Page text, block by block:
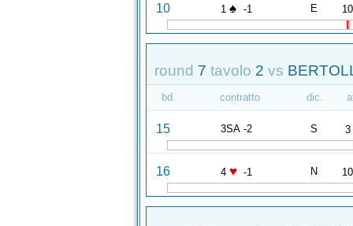
10 1 ♠ -1 E 10
round 7 tavolo 2 vs
bd. contratto dic.
15 3SA -2 S 3
16 4 ♥ -1 N 10